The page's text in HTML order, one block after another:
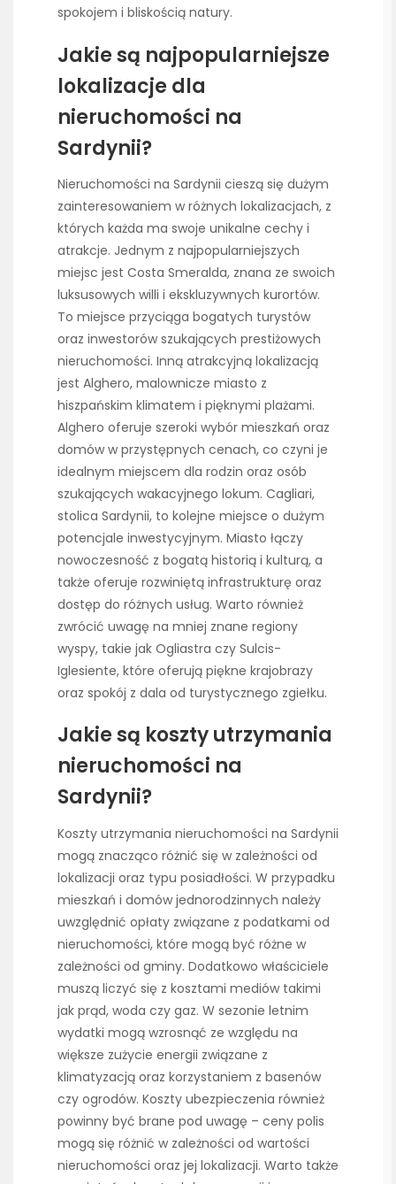
spokojem i bliskością natury.
Jakie są najpopularniejsze
lokalizacje dla
nieruchomości na
Sardynii?
Nieruchomości na Sardynii cieszą się dużym
zainteresowaniem w różnych lokalizacjach, z
których każda ma swoje unikalne cechy i
atrakcje. Jednym z najpopularniejszych
miejsc jest Costa Smeralda, znana ze swoich
luksusowych willi i ekskluzywnych kurortów.
To miejsce przyciąga bogatych turystów
oraz inwestorów szukających prestiżowych
nieruchomości. Inną atrakcyjną lokalizacją
jest Alghero, malownicze miasto z
hiszpańskim klimatem i pięknymi plażami.
Alghero oferuje szeroki wybór mieszkań oraz
domów w przystępnych cenach, co czyni je
idealnym miejscem dla rodzin oraz osób
szukających wakacyjnego lokum. Cagliari,
stolica Sardynii, to kolejne miejsce o dużym
potencjale inwestycyjnym. Miasto łączy
nowoczesność z bogatą historią i kulturą, a
także oferuje rozwiniętą infrastrukturę oraz
dostęp do różnych usług. Warto również
zwrócić uwagę na mniej znane regiony
wyspy, takie jak Ogliastra czy Sulcis-
Iglesiente, które oferują piękne krajobrazy
oraz spokój z dala od turystycznego zgiełku.
Jakie są koszty utrzymania
nieruchomości na
Sardynii?
Koszty utrzymania nieruchomości na Sardynii
mogą znacząco różnić się w zależności od
lokalizacji oraz typu posiadłości. W przypadku
mieszkań i domów jednorodzinnych należy
uwzględnić opłaty związane z podatkami od
nieruchomości, które mogą być różne w
zależności od gminy. Dodatkowo właściciele
muszą liczyć się z kosztami mediów takimi
jak prąd, woda czy gaz. W sezonie letnim
wydatki mogą wzrosnąć ze względu na
większe zużycie energii związane z
klimatyzacją oraz korzystaniem z basenów
czy ogrodów. Koszty ubezpieczenia również
powinny być brane pod uwagę – ceny polis
mogą się różnić w zależności od wartości
nieruchomości oraz jej lokalizacji. Warto także